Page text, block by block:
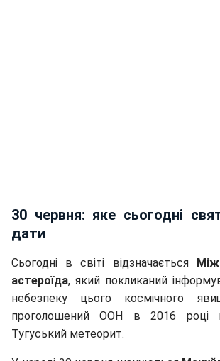
30 червня: яке сьогодні
дати
Сьогодні в світі відзначається
астероїда, який покликаний
небезпеку цього космічного
проголошений ООН в 2016 році
Тугуський метеорит.